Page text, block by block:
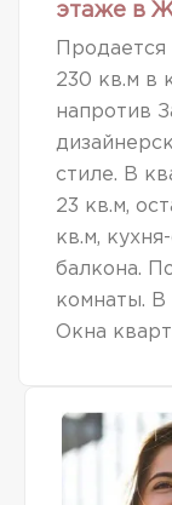
этаже в
230 кв.м в
напротив
стиле. В
23 кв.м,
кв.м,
балкона.
комнаты. В
Окна